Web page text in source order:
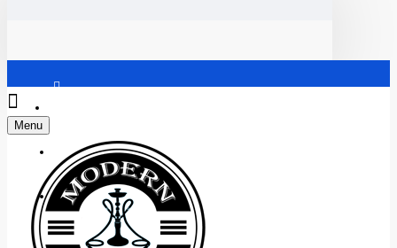
Регистрация
+38 (095) 945 04 33
Menu